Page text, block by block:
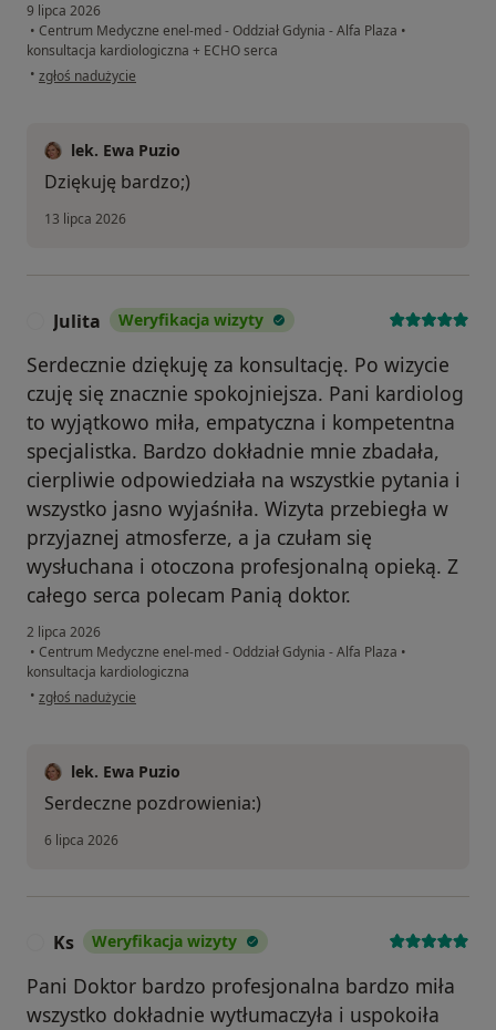
9 lipca 2026
• Centrum Medyczne enel-med - Oddział Gdynia - Alfa Plaza •
konsultacja kardiologiczna + ECHO serca
• w opinii użytkownika Maryna
zgłoś nadużycie
lek. Ewa Puzio
Dziękuję bardzo;)
13 lipca 2026
Julita Weryfikacja wizyty
Serdecznie dziękuję za konsultację. Po wizycie
czuję się znacznie spokojniejsza. Pani kardiolog
to wyjątkowo miła, empatyczna i kompetentna
specjalistka. Bardzo dokładnie mnie zbadała,
cierpliwie odpowiedziała na wszystkie pytania i
wszystko jasno wyjaśniła. Wizyta przebiegła w
przyjaznej atmosferze, a ja czułam się
wysłuchana i otoczona profesjonalną opieką. Z
całego serca polecam Panią doktor.
2 lipca 2026
• Centrum Medyczne enel-med - Oddział Gdynia - Alfa Plaza •
konsultacja kardiologiczna
• w opinii użytkownika Julita
zgłoś nadużycie
lek. Ewa Puzio
Serdeczne pozdrowienia:)
6 lipca 2026
Ks Weryfikacja wizyty
Pani Doktor bardzo profesjonalna bardzo miła
wszystko dokładnie wytłumaczyła i uspokoiła